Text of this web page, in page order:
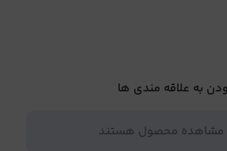
به علاقه مندی ها
مشاهده محصول هستند